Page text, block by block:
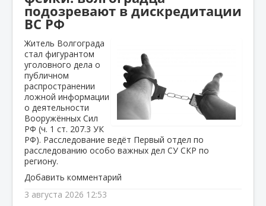
подозревают в дискредитации
ВС РФ
Житель Волгограда
стал фигурантом
уголовного дела о
публичном
распространении
ложной информации
о деятельности
Вооружённых Сил
РФ (ч. 1 ст. 207.3 УК
РФ). Расследование ведёт Первый отдел по
расследованию особо важных дел СУ СКР по
региону.
Добавить комментарий
3 августа 2026 12:53